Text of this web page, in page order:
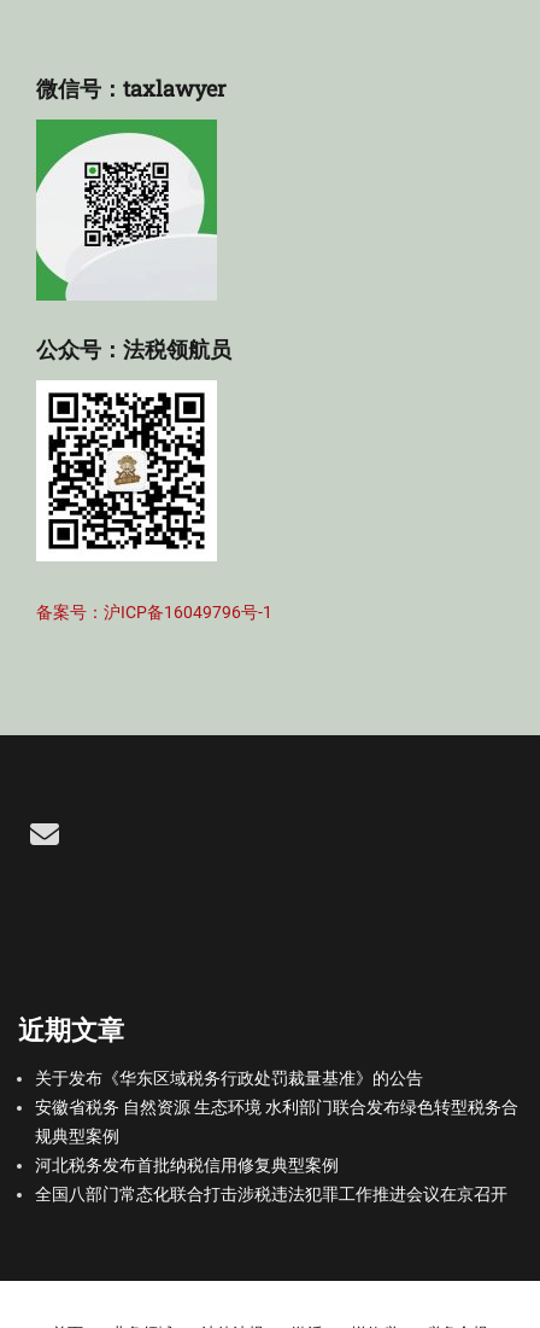
微信号：taxlawyer
公众号：法税领航员
备案号：沪ICP备16049796号-1
Email
近期文章
关于发布《华东区域税务行政处罚裁量基准》的公告
安徽省税务 自然资源 生态环境 水利部门联合发布绿色转型税务合
规典型案例
河北税务发布首批纳税信用修复典型案例
全国八部门常态化联合打击涉税违法犯罪工作推进会议在京召开